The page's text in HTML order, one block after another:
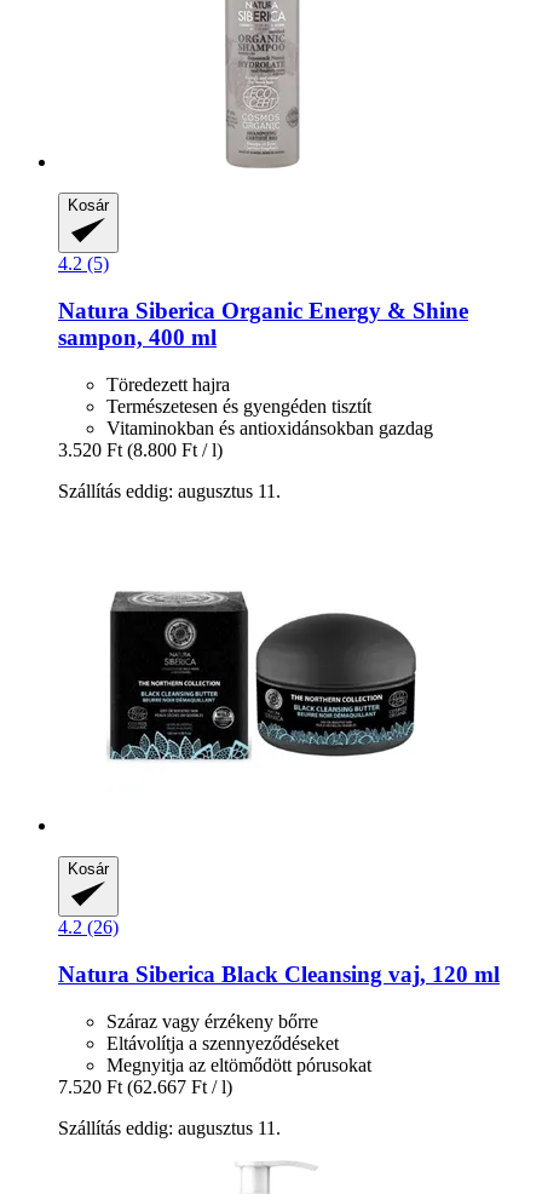
Kosár
4.2 (5)
Natura Siberica Organic Energy & Shine
sampon, 400 ml
Töredezett hajra
Természetesen és gyengéden tisztít
Vitaminokban és antioxidánsokban gazdag
3.520 Ft (8.800 Ft / l)
Szállítás eddig: augusztus 11.
Kosár
4.2 (26)
Natura Siberica Black Cleansing vaj, 120 ml
Száraz vagy érzékeny bőrre
Eltávolítja a szennyeződéseket
Megnyitja az eltömődött pórusokat
7.520 Ft (62.667 Ft / l)
Szállítás eddig: augusztus 11.